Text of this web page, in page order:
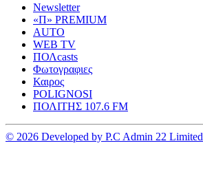
Newsletter
«Π» PREMIUM
AUTO
WEB TV
ΠΟΛcasts
Φωτογραφιες
Καιρος
POLIGNOSI
ΠΟΛΙΤΗΣ 107.6 FM
© 2026 Developed by P.C Admin 22 Limited